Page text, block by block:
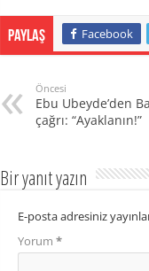
Paylaş Facebook
Öncesi
Ebu Ubeyde’den
çağrı: “Ayaklanın!”
Bir yanıt yazın
E-posta adresiniz
Yorum *